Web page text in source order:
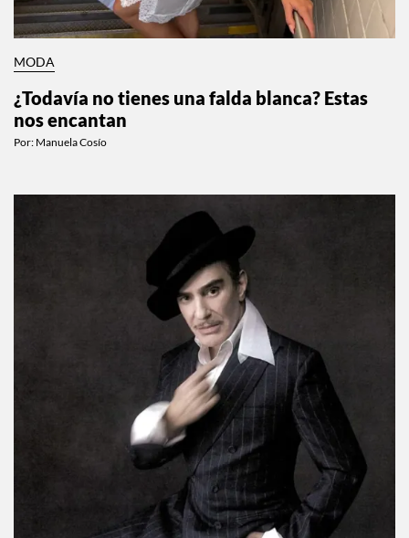
MODA
¿Todavía no tienes una falda blanca? Estas
nos encantan
Por: Manuela Cosío